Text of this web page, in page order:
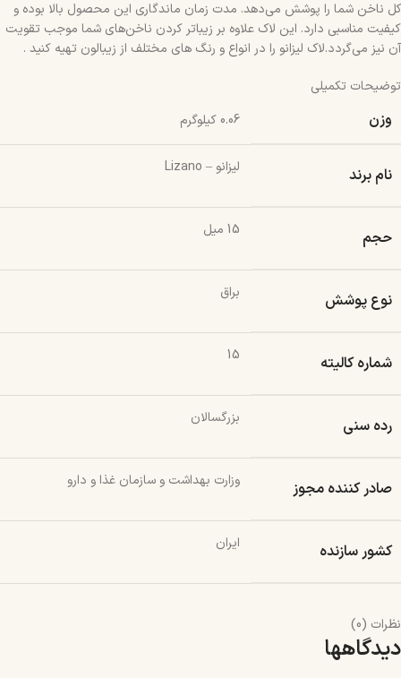
کل ناخن شما را پوشش می‌دهد. مدت زمان ماندگاری این محصول بالا بوده و
کیفیت مناسبی دارد. این لاک علاوه بر زیباتر کردن ناخن‌های شما موجب تقویت
آن نیز می‌گردد.لاک لیزانو را در انواع و رنگ های مختلف از زیبالون تهیه کنید .
توضیحات تکمیلی
وزن 0.06 کیلوگرم
نام برند لیزانو – Lizano
حجم 15 میل
نوع پوشش براق
شماره کالیته 15
رده سنی بزرگسالان
صادر کننده مجوز وزارت بهداشت و سازمان غذا و دارو
کشور سازنده ایران
نظرات (0)
دیدگاهها